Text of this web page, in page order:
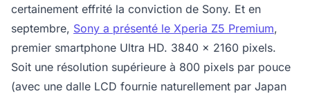
certainement effrité la conviction de Sony. Et en
septembre, Sony a présenté le Xperia Z5 Premium,
premier smartphone Ultra HD. 3840 x 2160 pixels.
Soit une résolution supérieure à 800 pixels par pouce
(avec une dalle LCD fournie naturellement par Japan